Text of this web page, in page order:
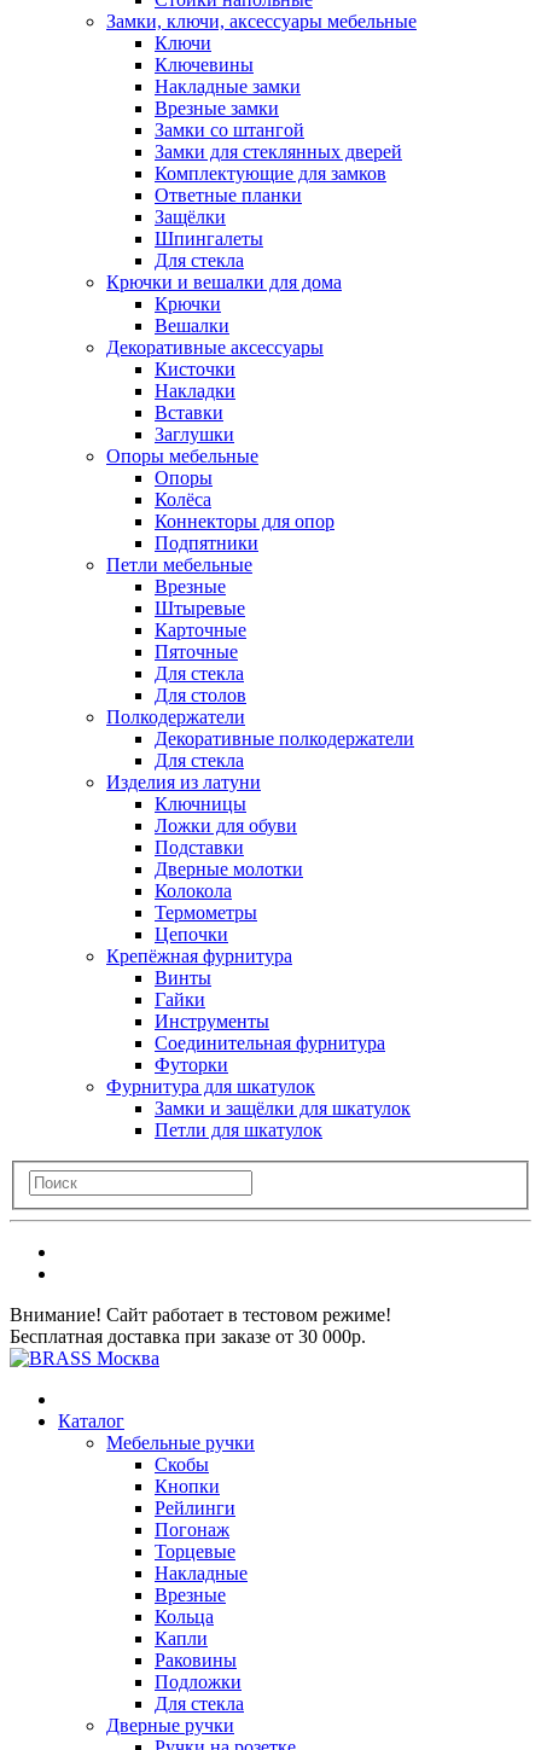
Замки, ключи, аксессуары мебельные
Ключи
Ключевины
Накладные замки
Врезные замки
Замки со штангой
Замки для стеклянных дверей
Комплектующие для замков
Ответные планки
Защёлки
Шпингалеты
Для стекла
Крючки и вешалки для дома
Крючки
Вешалки
Декоративные аксессуары
Кисточки
Накладки
Вставки
Заглушки
Опоры мебельные
Опоры
Колёса
Коннекторы для опор
Подпятники
Петли мебельные
Врезные
Штыревые
Карточные
Пяточные
Для стекла
Для столов
Полкодержатели
Декоративные полкодержатели
Для стекла
Изделия из латуни
Ключницы
Ложки для обуви
Подставки
Дверные молотки
Колокола
Термометры
Цепочки
Крепёжная фурнитура
Винты
Гайки
Инструменты
Соединительная фурнитура
Футорки
Фурнитура для шкатулок
Замки и защёлки для шкатулок
Петли для шкатулок
Внимание! Сайт работает в тестовом режиме!
Бесплатная доставка при заказе от 30 000р.
Каталог
Мебельные ручки
Скобы
Кнопки
Рейлинги
Погонаж
Торцевые
Накладные
Врезные
Кольца
Капли
Раковины
Подложки
Для стекла
Дверные ручки